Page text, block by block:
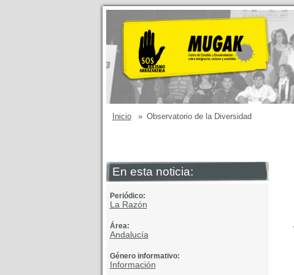
Inicio » Observatorio de la Diversidad
En esta noticia:
Periódico:
La Razón
Área:
Andalucía
Género informativo:
Información